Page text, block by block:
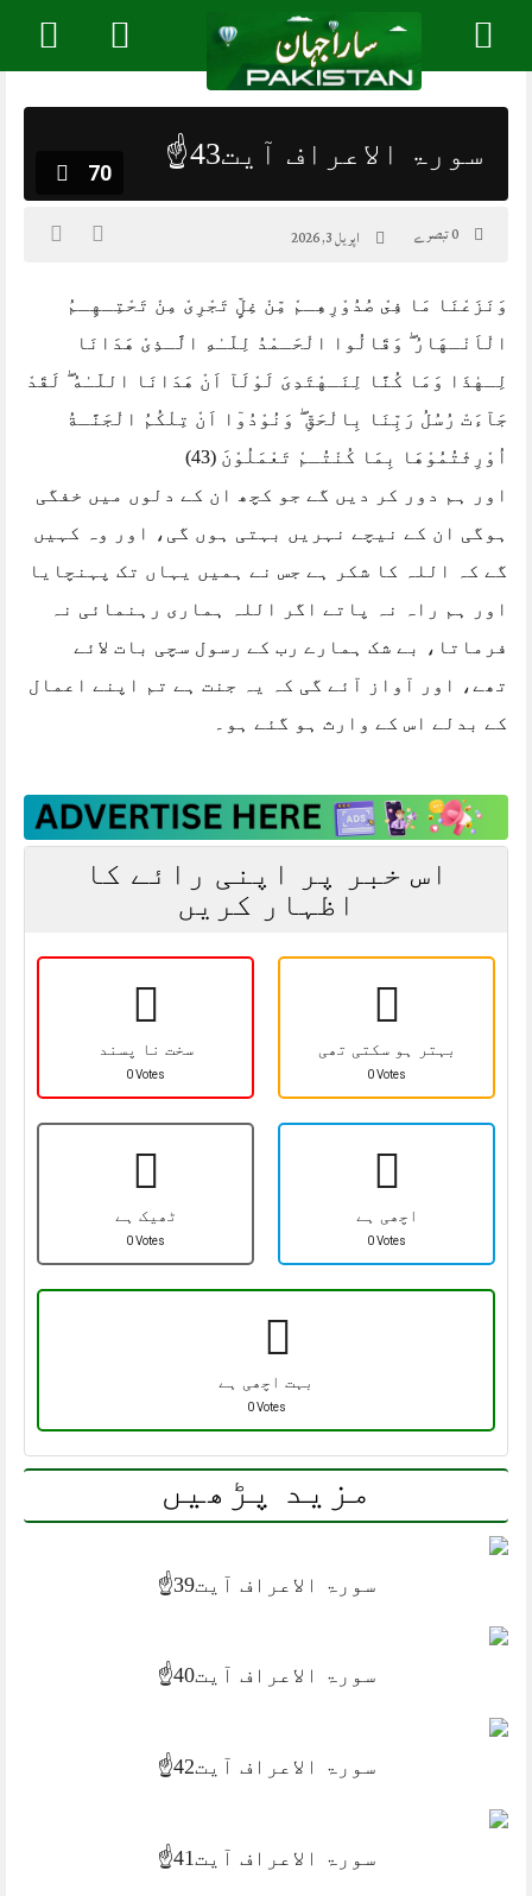
content
سورۃ الاعراف آیت43☝️
70
اپریل 3, 2026
وَنَزَعْنَا مَا فِىْ صُدُوْرِهِـمْ مِّنْ غِلٍّ تَجْرِىْ مِنْ تَحْتِـهِـمُ
الْاَنْـهَارُ ۖ وَقَالُوا الْحَـمْدُ لِلّـٰهِ الَّـذِىْ هَدَانَا
لِـهٰذَا وَمَا كُنَّا لِنَـهْتَدِىَ لَوْلَآ اَنْ هَدَانَا اللّـٰهُ ۖ لَقَدْ
جَآءَتْ رُسُلُ رَبِّنَا بِالْحَقِّ ۖ وَنُوْدُوٓا اَنْ تِلْكُمُ الْجَنَّـةُ
اُوْرِثْتُمُوْهَا بِمَا كُنْتُـمْ تَعْمَلُوْنَ (43)
اور ہم دور کر دیں گے جو کچھ ان کے دلوں میں خفگی
ہوگی ان کے نیچے نہریں بہتی ہوں گی، اور وہ کہیں
گے کہ اللہ کا شکر ہے جس نے ہمیں یہاں تک پہنچایا
اور ہم راہ نہ پاتے اگر اللہ ہماری رہنمائی نہ
فرماتا، بے شک ہمارے رب کے رسول سچی بات لائے
تھے، اور آواز آئے گی کہ یہ جنت ہے تم اپنے اعمال
کے بدلے اس کے وارث ہو گئے ہو۔
اس خبر پر اپنی رائے کا
اظہار کریں
سخت نا پسند
0 Votes
بہتر ہو سکتی تھی
0 Votes
ٹھیک ہے
0 Votes
اچھی ہے
0 Votes
بہت اچھی ہے
0 Votes
مزید پڑھیں
سورۃ الاعراف آیت39☝️
سورۃ الاعراف آیت40☝️
سورۃ الاعراف آیت42☝️
سورۃ الاعراف آیت41☝️